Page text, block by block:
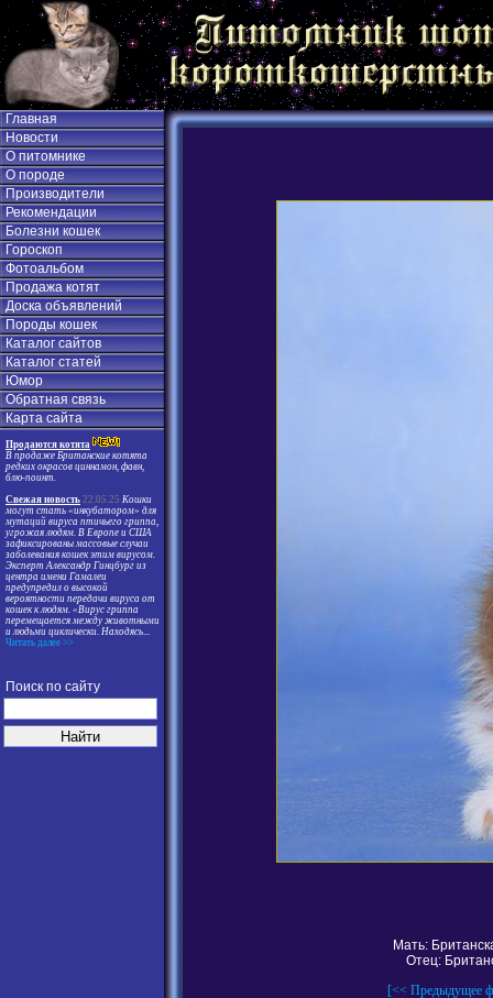
Главная
Новости
О питомнике
О породе
Производители
Рекомендации
Болезни кошек
Гороскоп
Фотоальбом
Продажа котят
Доска объявлений
Породы кошек
Каталог сайтов
Каталог статей
Юмор
Обратная связь
Карта сайта
Продаются котята
В продаже Британские котята
редких окрасов циннамон, фавн,
блю-поинт.
Свежая новость 22.05.25 Кошки
могут стать «инкубатором» для
мутаций вируса птичьего гриппа,
угрожая людям. В Европе и США
зафиксированы массовые случаи
заболевания кошек этим вирусом.
Эксперт Александр Гинцбург из
центра имени Гамалеи
предупредил о высокой
вероятности передачи вируса от
кошек к людям. «Вирус гриппа
перемещается между животными
и людьми циклически. Находясь...
Читать далее >>
Поиск по сайту
Мать:
Отец:
[<< Предыдущее